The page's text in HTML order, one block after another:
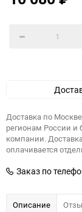
Доставка по
регионам России и
компании.
оплачивается
Заказ по
Описание